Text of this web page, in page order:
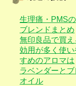
生理痛・PMS
ブレンドまとめ
無印良品で買
効用が多く使
すめのアロマは
ラベンダーと
オイル